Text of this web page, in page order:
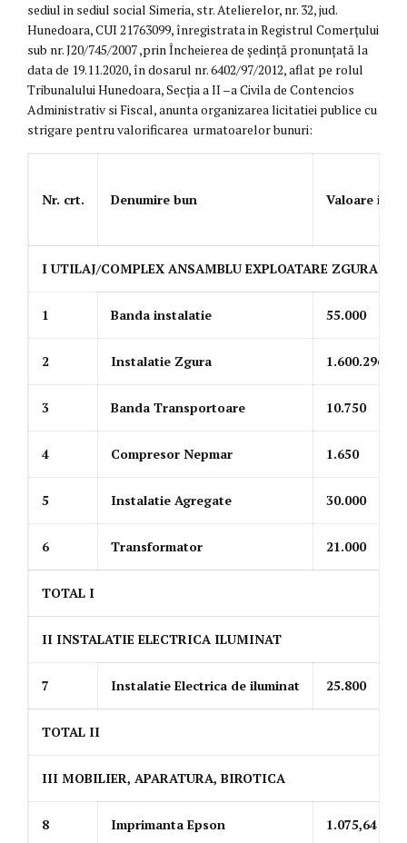
sediul in sediul social Simeria, str. Atelierelor, nr. 32, jud.
Hunedoara, CUI 21763099, înregistrata in Registrul Comerțului
sub nr. J20/745/2007 ,prin Încheierea de ședință pronunțată la
data de 19.11.2020, în dosarul nr. 6402/97/2012, aflat pe rolul
Tribunalului Hunedoara, Secția a II –a Civila de Contencios
Administrativ si Fiscal, anunta organizarea licitatiei publice cu
strigare pentru valorificarea urmatoarelor bunuri:
Nr. crt. Denumire bun Valoare
I UTILAJ/COMPLEX ANSAMBLU EXPLOATARE ZGURA
1 Banda instalatie 55.000
2 Instalatie Zgura 1.600.296,04
3 Banda Transportoare 10.750
4 Compresor Nepmar 1.650
5 Instalatie Agregate 30.000
6 Transformator 21.000
TOTAL I
II INSTALATIE ELECTRICA ILUMINAT
7 Instalatie Electrica de iluminat 25.800
TOTAL II
III MOBILIER, APARATURA, BIROTICA
8 Imprimanta Epson 1.075,64